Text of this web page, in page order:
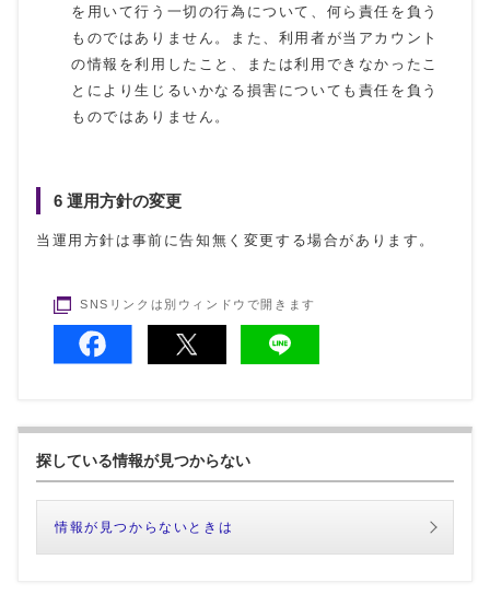
を用いて行う一切の行為について、何ら責任を負う
ものではありません。また、利用者が当アカウント
の情報を利用したこと、または利用できなかったこ
とにより生じるいかなる損害についても責任を負う
ものではありません。
6 運用方針の変更
当運用方針は事前に告知無く変更する場合があります。
SNSリンクは別ウィンドウで開きます
探している情報が見つからない
情報が見つからないときは